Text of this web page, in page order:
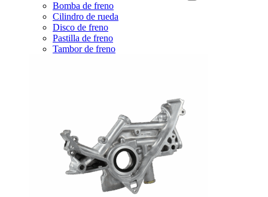
Bomba de freno
Cilindro de rueda
Disco de freno
Pastilla de freno
Tambor de freno